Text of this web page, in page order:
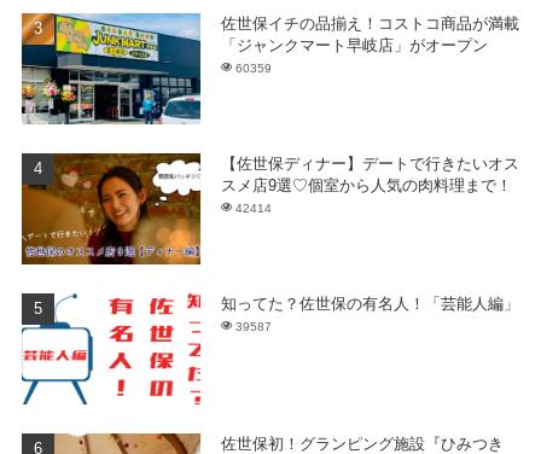
佐世保イチの品揃え！コストコ商品が満載
「ジャンクマート早岐店」がオープン
60359
【佐世保ディナー】デートで行きたいオス
スメ店9選♡個室から人気の肉料理まで！
42414
知ってた？佐世保の有名人！「芸能人編」
39587
佐世保初！グランピング施設『ひみつき